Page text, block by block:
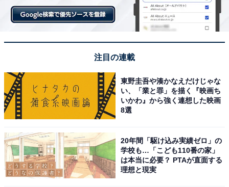
（日）～10日（火）。この間に指定した店舗で受け取り
ましょう。当選メールもしくは「受け取り用バーコー
ド」が必要になるので、前もって準備をしておくと安心
です。もし受け取り期間内に購入できなかったら、キャ
なってしまったら、店舗まで連絡をしましょう。
毎年人気となる無印良品の「福缶」。たくさんの応募が
ありそうですが、興味がある人はぜひ応募してみては。
【おすすめ記事】
注目の連載
東野圭吾や湊かなえだけじゃな
い、「業と罪」を描く『映画ち
いかわ』から強く連想した映画
8選
20年間「駆け込み実績ゼロ」の
学校も…「こども110番の家」
は本当に必要？ PTAが直面する
理想と現実